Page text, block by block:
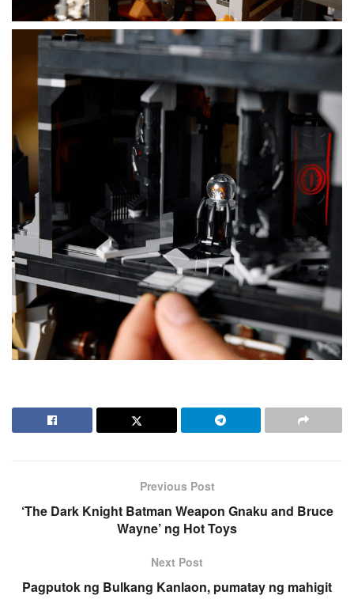
Previous Post
‘The Dark Knight Batman Weapon Gnaku and Bruce
Wayne’ ng Hot Toys
Next Post
Pagputok ng Bulkang Kanlaon, pumatay ng mahigit